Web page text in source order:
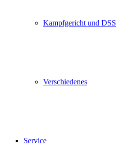
Kampfgericht und DSS
Verschiedenes
Service